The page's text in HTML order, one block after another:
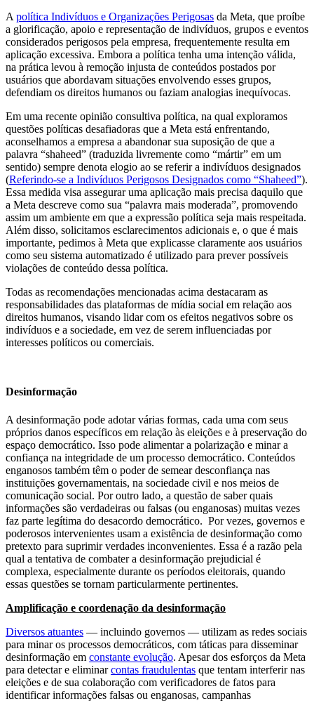
A política Indivíduos e Organizações Perigosas da Meta, que proíbe
a glorificação, apoio e representação de indivíduos, grupos e eventos
considerados perigosos pela empresa, frequentemente resulta em
aplicação excessiva. Embora a política tenha uma intenção válida,
na prática levou à remoção injusta de conteúdos postados por
usuários que abordavam situações envolvendo esses grupos,
defendiam os direitos humanos ou faziam analogias inequívocas.
Em uma recente opinião consultiva política, na qual exploramos
questões políticas desafiadoras que a Meta está enfrentando,
aconselhamos a empresa a abandonar sua suposição de que a
palavra “shaheed” (traduzida livremente como “mártir” em um
sentido) sempre denota elogio ao se referir a indivíduos designados
(Referindo-se a Indivíduos Perigosos Designados como “Shaheed”).
Essa medida visa assegurar uma aplicação mais precisa daquilo que
a Meta descreve como sua “palavra mais moderada”, promovendo
assim um ambiente em que a expressão política seja mais respeitada.
Além disso, solicitamos esclarecimentos adicionais e, o que é mais
importante, pedimos à Meta que explicasse claramente aos usuários
como seu sistema automatizado é utilizado para prever possíveis
violações de conteúdo dessa política.
Todas as recomendações mencionadas acima destacaram as
responsabilidades das plataformas de mídia social em relação aos
direitos humanos, visando lidar com os efeitos negativos sobre os
indivíduos e a sociedade, em vez de serem influenciadas por
interesses políticos ou comerciais.
Desinformação
A desinformação pode adotar várias formas, cada uma com seus
próprios danos específicos em relação às eleições e à preservação do
espaço democrático. Isso pode alimentar a polarização e minar a
confiança na integridade de um processo democrático. Conteúdos
enganosos também têm o poder de semear desconfiança nas
instituições governamentais, na sociedade civil e nos meios de
comunicação social. Por outro lado, a questão de saber quais
informações são verdadeiras ou falsas (ou enganosas) muitas vezes
faz parte legítima do desacordo democrático. Por vezes, governos e
poderosos intervenientes usam a existência de desinformação como
pretexto para suprimir verdades inconvenientes. Essa é a razão pela
qual a tentativa de combater a desinformação prejudicial é
complexa, especialmente durante os períodos eleitorais, quando
essas questões se tornam particularmente pertinentes.
Amplificação e coordenação da desinformação
Diversos atuantes — incluindo governos — utilizam as redes sociais
para minar os processos democráticos, com táticas para disseminar
desinformação em constante evolução. Apesar dos esforços da Meta
para detectar e eliminarcontas fraudulentas que tentam interferir nas
eleições e de sua colaboração com verificadores de fatos para
identificar informações falsas ou enganosas, campanhas